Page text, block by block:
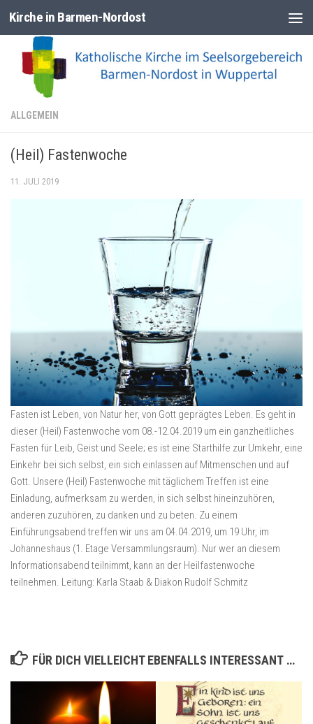
Zum Inhalt springen
Kirche in Barmen-Nordost
ALLGEMEIN
(Heil) Fastenwoche
11. JULI 2019
Fasten ist Leben, von Natur her, von Gott geprägtes Leben. Es geht in
dieser (Heil) Fastenwoche vom 08.-12.04.2019 um ein ganzheitliches
Fasten für Leib, Geist und Seele; es ist eine Starthilfe zur Umkehr, eine
Einkehr bei sich selbst, ein sich einlassen auf Mitmenschen und auf
Gott. Unsere (Heil) Fastenwoche mit täglichem Treffen ist eine
Einladung, aufmerksam zu werden, in sich selbst hineinzuhören,
anderen zuzuhören, zu danken und zu beten. Zu einem
Einführungsabend treffen wir uns am 04.04.2019, um 19 Uhr, im
Johanneshaus (1. Etage Versammlungsraum). Nur wer an diesem
Informationsabend teilnimmt, kann an der Heilfastenwoche
teilnehmen. Leitung: Karla Staab & Diakon Rudolf Schmitz
FÜR DICH VIELLEICHT EBENFALLS INTERESSANT …